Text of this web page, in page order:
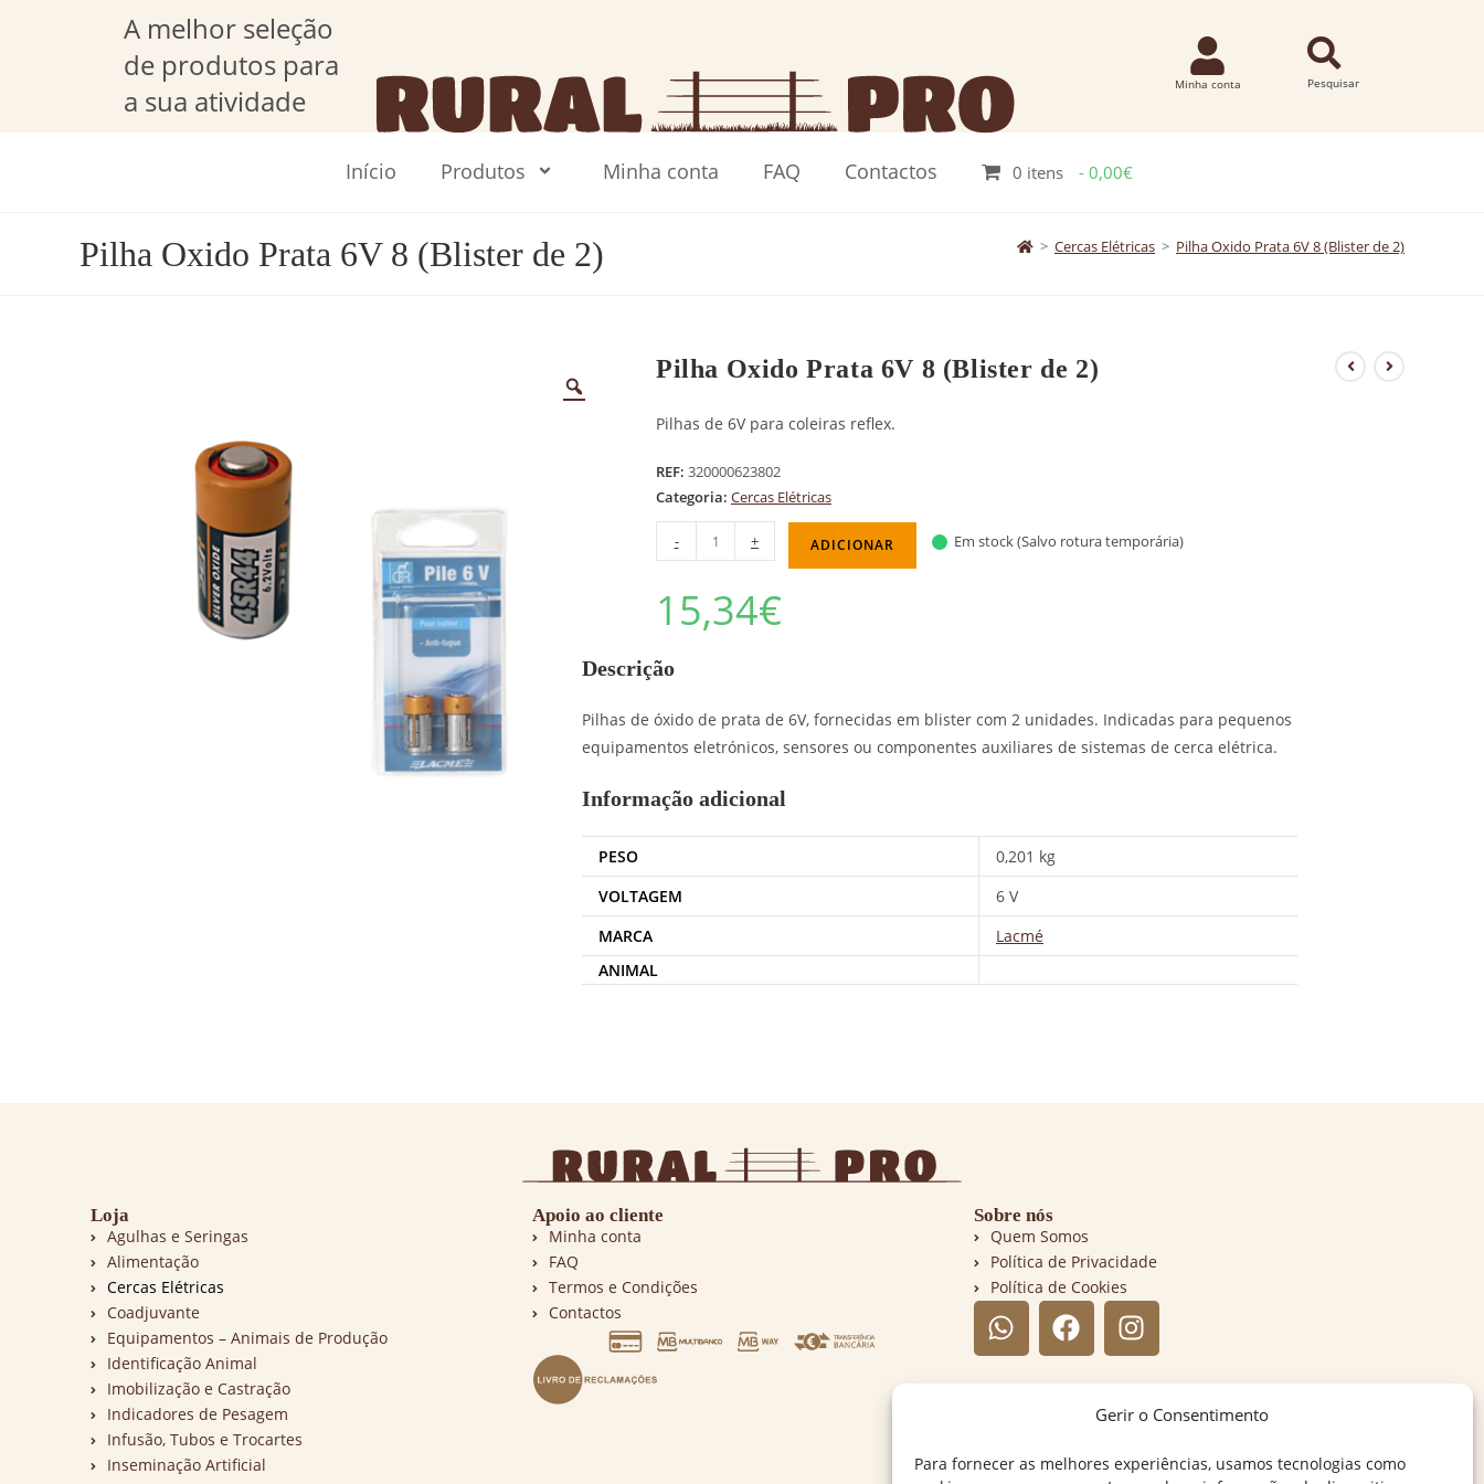
Gerir o Consentimento
Para fornecer as melhores experiências, usamos tecnologias como
A melhor seleção
de produtos para
a sua atividade
Início Produtos Minha conta FAQ Contactos 0 itens 0,00€
Pilha Oxido Prata 6V 8 (Blister de 2) > Cercas Elétricas > Pilha Oxido Prata 6V 8 (Blister de 2)
Pilha Oxido Prata 6V 8 (Blister de 2)
Pilhas de 6V para coleiras reflex.
REF: 320000623802
Categoria: Cercas Elétricas
- + ADICIONAR Em stock (Salvo rotura temporária)
15,34€
Descrição
Pilhas de óxido de prata de 6V, fornecidas em blister com 2 unidades. Indicadas para pequenos
equipamentos eletrónicos, sensores ou componentes auxiliares de sistemas de cerca elétrica.
Informação adicional
PESO
0,201 kg
VOLTAGEM
6 V
MARCA
Lacmé
ANIMAL
Loja
Agulhas e Seringas
Alimentação
Cercas Elétricas
Coadjuvante
Equipamentos – Animais de Produção
Identificação Animal
Imobilização e Castração
Indicadores de Pesagem
Infusão, Tubos e Trocartes
Inseminação Artificial
Apoio ao cliente
Minha conta
FAQ
Termos e Condições
Contactos
Sobre nós
Quem Somos
Política de Privacidade
Política de Cookies